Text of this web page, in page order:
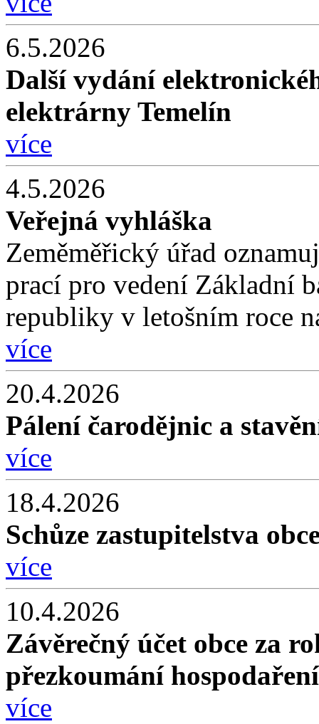
6.5.2026
Další vydání
elektrárny Temelín
více
4.5.2026
Veřejná vyhláška
Zeměměřický úřad
prací pro vedení Základní
republiky v letošním roce
více
20.4.2026
Pálení čarodějnic a
více
18.4.2026
Schůze zastupitelstva
více
10.4.2026
Závěrečný účet obce za
přezkoumání
více